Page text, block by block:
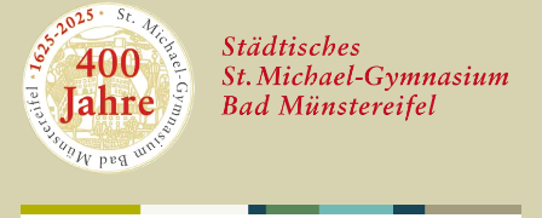
Zum Seiteninhalt springen
Startseite